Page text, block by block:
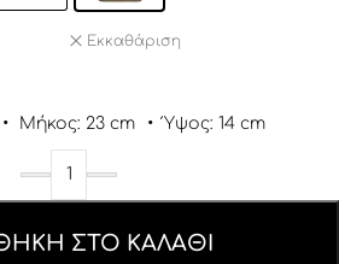
Εκκαθάριση
• Μήκος: 23 cm • Ύψος: 14 cm
ΣΤΟ ΚΑΛΆΘΙ